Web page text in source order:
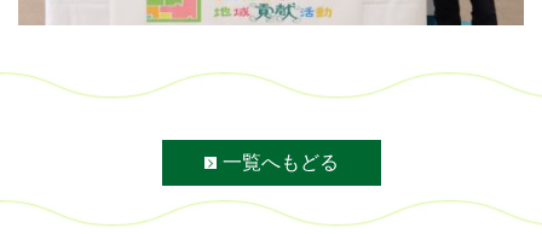
一覧へもどる